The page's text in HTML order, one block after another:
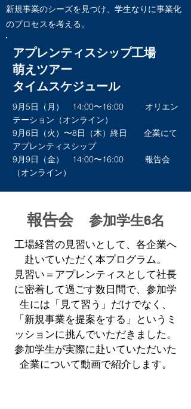
新規事業のシーズを見つけ、学生なりに事業化
のプロセスを考える。
アプレンティスシップ工場
萌えツアー
タイムスケジュール
9月5日（月） 14:00〜16:00 オリエン
テーション（オンライン）
9月6日（火）〜8日（木）終日 企業にて
アプレンティスシップ
9月9日（金） 14:00〜16:00 報告会
（オンライン）
報告会 参加学生6名
工場経営の見習いとして、各企業へ
赴いていただく本プログラム。
見習い＝アプレンティスとして社長
に密着して過ごす数日間で、参加学
生には「見て習う」だけでなく、
「新規事業を提案をする」というミ
ッションに挑んでいただきました。
参加学生が実際に赴いていただいた
企業について動画で紹介します。